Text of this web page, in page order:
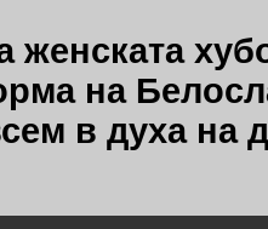
женската
на
в духа на